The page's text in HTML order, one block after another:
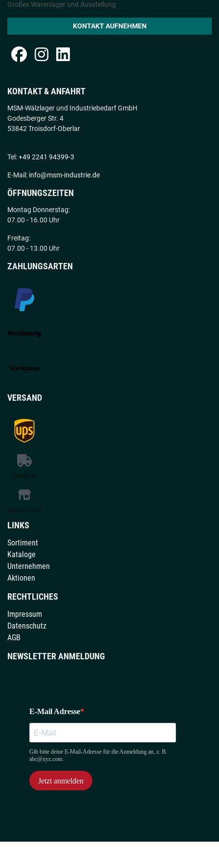
Großes Warenlager und Ausstellung
KONTAKT AUFNEHMEN
KONTAKT & ANFAHRT
MSM-Wälzlager und Industriebedarf GmbH
Godesberger Str. 4
53842 Troisdorf-Oberlar
Tel:+49 2241 94399-3
E-Mail: info@msm-industrie.de
ÖFFNUNGSZEITEN
Montag Donnerstag:
07.00 - 16.00 Uhr
Freitag:
07.00 - 13.00 Uhr
ZAHLUNGSARTEN
VERSAND
LINKS
Sortiment
Kataloge
Unternehmen
Aktionen
RECHTLICHES
Impressum
Datenschutz
AGB
NEWSLETTER ANMELDUNG